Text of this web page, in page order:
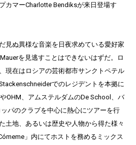
カマーCharlotte Bendiksが来日登場す
見ぬ異様な音楽を日夜求めている愛好家
を見逃すことはできないはずだ。
ロ
現在はロシアの芸術都市サンクトペテル
でのレジデントを本拠に
やOHM、アムステルダムのDe School、バ
パのクラブを中心に熱心にツアーを行
土地、あるいは歴史や 人物から得た様々
」内にてホストを務めるミックス